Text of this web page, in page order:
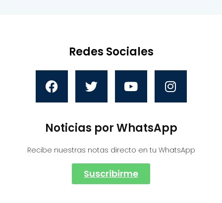
Redes Sociales
Noticias por WhatsApp
Recibe nuestras notas directo en tu WhatsApp
Suscribirme